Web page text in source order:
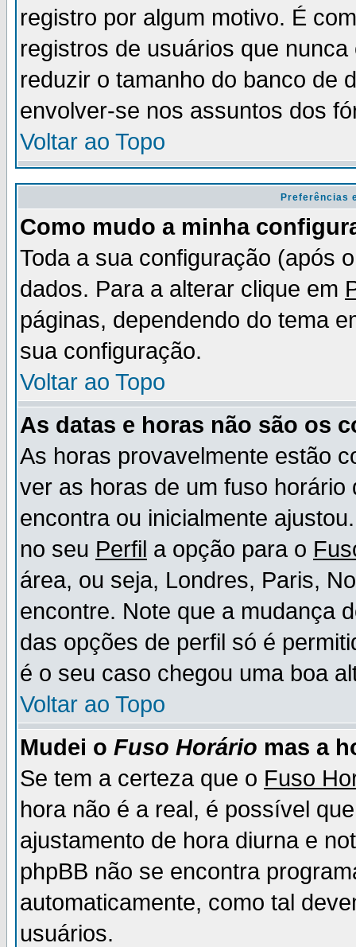
registro por algum motivo. É
registros de usuários que
reduzir o tamanho do banco de
envolver-se nos assuntos dos
Voltar ao Topo
Preferências
Como mudo a minha
Toda a sua configuração (após
dados. Para a alterar clique em
páginas, dependendo do tema
sua configuração.
Voltar ao Topo
As datas e horas não são os
As horas provavelmente estão
ver as horas de um fuso
encontra ou inicialmente
no seu Perfil a opção para o
área, ou seja, Londres, Paris,
encontre. Note que a mudança
das opções de perfil só é
é o seu caso chegou uma boa
Voltar ao Topo
Mudei o Fuso Horário mas a
Se tem a certeza que o Fuso
hora não é a real, é possível
ajustamento de hora diurna e
phpBB não se encontra
automaticamente, como tal
usuários.